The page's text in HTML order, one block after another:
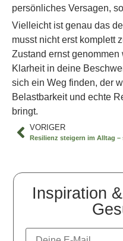
persönliches Versagen,
Vielleicht ist genau das
musst nicht erst komplett
Zustand ernst genommen
Klarheit in deine
sich ein Weg finden, der
Belastbarkeit und echte
bringt.
VORIGER
Inspiration